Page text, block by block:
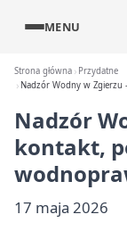
MENU
Strona główna
Przydatne
Nadzór Wodny w
Nadzór
kontakt,
17 maja 2026